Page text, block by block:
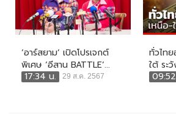
‘อาร์สยาม’ เปิดโปรเจกต์
พิเศษ ‘อีสาน BATTLE’...
17:34 น.
29 ส.ค. 2567
ทั่วไท
ใต้ ระ